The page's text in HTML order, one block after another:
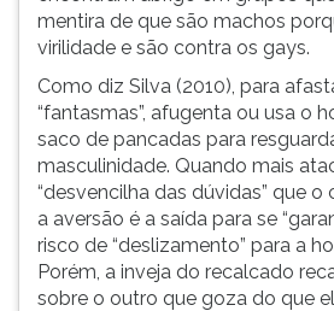
mentira de que são machos
virilidade e são contra os gays.
Como diz Silva (2010), para
“fantasmas”, afugenta ou usa o
saco de pancadas para
masculinidade. Quando mais
“desvencilha das dúvidas” que o
a aversão é a saída para se
risco de “deslizamento” para a
Porém, a inveja do recalcado
sobre o outro que goza do que